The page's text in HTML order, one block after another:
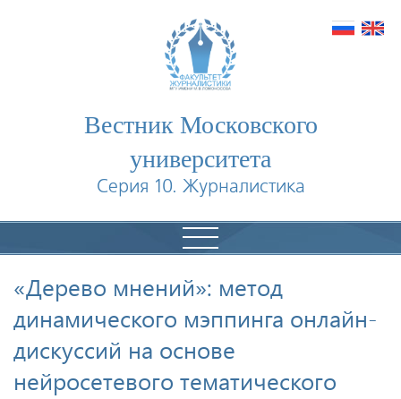
Вестник Московского
университета
Серия 10. Журналистика
«Дерево мнений»: метод
динамического мэппинга онлайн-
дискуссий на основе
нейросетевого тематического